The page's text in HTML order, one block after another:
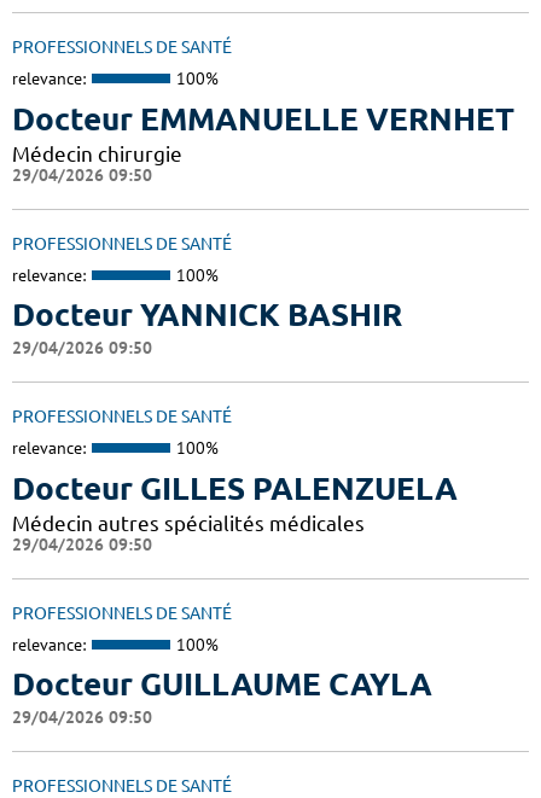
PROFESSIONNELS DE SANTÉ
relevance: 100%
Docteur EMMANUELLE VERNHET
Médecin chirurgie
29/04/2026 09:50
PROFESSIONNELS DE SANTÉ
relevance: 100%
Docteur YANNICK BASHIR
29/04/2026 09:50
PROFESSIONNELS DE SANTÉ
relevance: 100%
Docteur GILLES PALENZUELA
Médecin autres spécialités médicales
29/04/2026 09:50
PROFESSIONNELS DE SANTÉ
relevance: 100%
Docteur GUILLAUME CAYLA
29/04/2026 09:50
PROFESSIONNELS DE SANTÉ